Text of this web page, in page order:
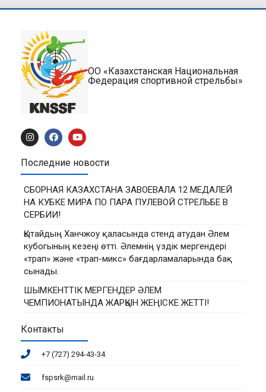
ОО «Казахстанская Национальная
Федерация спортивной стрельбы»
Последние новости
СБОРНАЯ КАЗАХСТАНА ЗАВОЕВАЛА 12 МЕДАЛЕЙ
НА КУБКЕ МИРА ПО ПАРА ПУЛЕВОЙ СТРЕЛЬБЕ В
СЕРБИИ!
Қытайдың Ханчжоу қаласында стенд атудан Әлем
кубогының кезеңі өтті. Әлемнің үздік мергендері
«трап» және «трап-микс» бағдарламаларында бақ
сынады.
ШЫМКЕНТТІК МЕРГЕНДЕР ӘЛЕМ
ЧЕМПИОНАТЫНДА ЖАРҚЫН ЖЕҢІСКЕ ЖЕТТІ!
Контакты
+7 (727) 294-43-34
fspsrk@mail.ru